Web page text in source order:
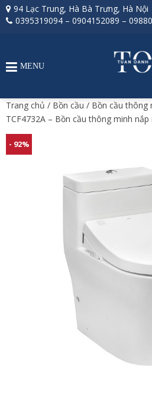
94 Lạc Trung, Hà Bà Trưng, Hà Nội
0395319094 – 0904152089 –
MENU
Trang chủ / Bồn cầu / Bồn cầu thông
TCF4732A – Bồn cầu thông minh
- 92%